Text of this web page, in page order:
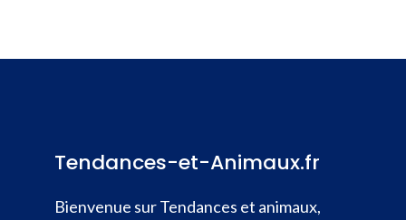
Tendances-et-Animaux.fr
Bienvenue sur Tendances et animaux,